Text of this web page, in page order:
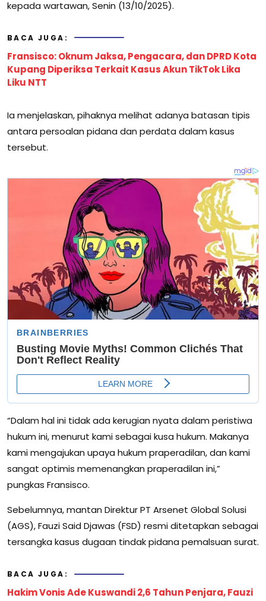
kepada wartawan, Senin (13/10/2025).
BACA JUGA:
Fransisco: Oknum Jaksa, Pengacara, dan DPRD Kota
Kupang Diperiksa Terkait Kasus Akun TikTok Lika
Liku NTT
Ia menjelaskan, pihaknya melihat adanya batasan tipis
antara persoalan pidana dan perdata dalam kasus
tersebut.
“Dalam hal ini tidak ada kerugian nyata dalam peristiwa
hukum ini, menurut kami sebagai kusa hukum. Makanya
kami mengajukan upaya hukum praperadilan, dan kami
sangat optimis memenangkan praperadilan ini,”
pungkas Fransisco.
Sebelumnya, mantan Direktur PT Arsenet Global Solusi
(AGS), Fauzi Said Djawas (FSD) resmi ditetapkan sebagai
tersangka kasus dugaan tindak pidana pemalsuan surat.
BACA JUGA:
Hakim Vonis Ade Kuswandi 2,6 Tahun Penjara, Fauzi